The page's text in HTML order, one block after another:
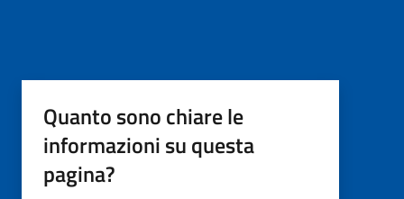
Quanto sono chiare le
informazioni su questa
pagina?